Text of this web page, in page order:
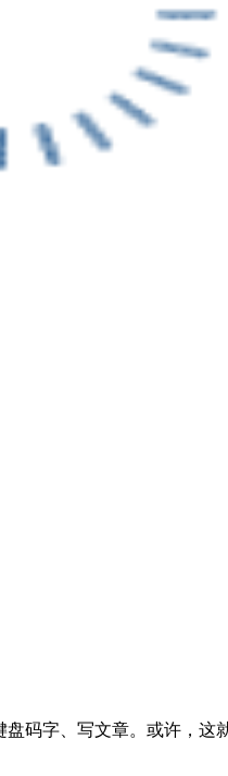
码字、写文章。或许，